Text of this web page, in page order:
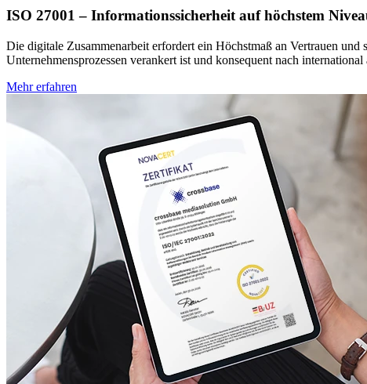
ISO 27001 – Informationssicherheit auf höchstem
Die digitale Zusammenarbeit erfordert ein Höchstmaß an Vertrauen
Unternehmensprozessen verankert ist und konsequent nach
Mehr erfahren